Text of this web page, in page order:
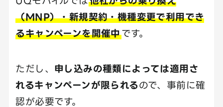
（MNP）・新規契約・機種変更で利用でき
るキャンペーンを開催中です。
ただし、 申し込みの種類によっては適用さ
れるキャンペーンが限られるので、事前に確
認が必要です。